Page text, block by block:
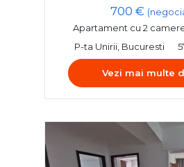
700 €
Apartament cu 2
P-ta Unirii, Bucuresti
Vezi mai multe